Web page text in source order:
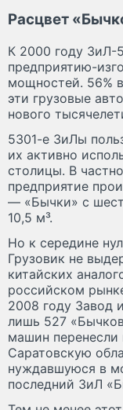
Расцвет
К 2000 году ЗиЛ-
предприятию-
мощностей. 56%
эти грузовые
нового
5301-е ЗиЛы
их активно
столицы. В
предприятие
— «Бычки» с
10,5 м³.
Но к середине
Грузовик не
китайских
российском
2008 году Завод
лишь 527
машин перенесли
Саратовскую
нуждавшуюся в
последний ЗиЛ